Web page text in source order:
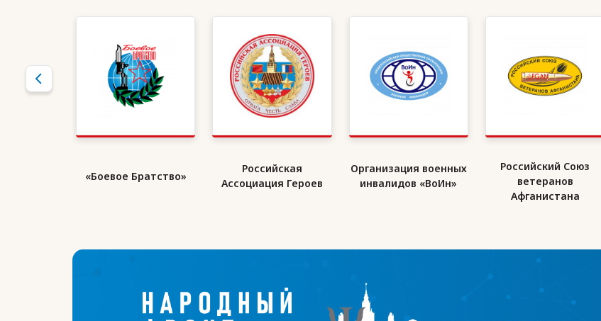
Ассоциация Героев
Организация военных
инвалидов «ВоИн»
Российский Союз
ветеранов
Государственный
фонд «Защитники
Отечества»